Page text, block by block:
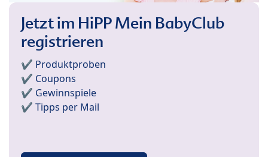
Jetzt im HiPP Mein BabyClub
registrieren
✔️ Produktproben
✔️ Coupons
✔️ Gewinnspiele
✔️ Tipps per Mail